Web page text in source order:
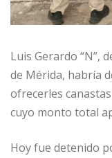
Luis Gerardo “N”,
de Mérida, habría
ofrecerles
cuyo monto total
Hoy fue detenido